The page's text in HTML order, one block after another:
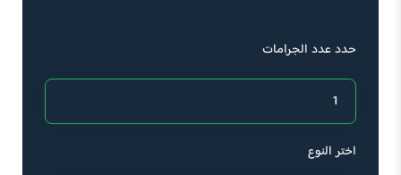
حدد عدد الجرامات
اختر النوع